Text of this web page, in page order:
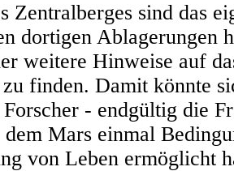
Zentralberges sind das
dortigen Ablagerungen
weitere Hinweise auf
finden. Damit könnte
- endgültig die
dem Mars einmal
von Leben ermöglicht